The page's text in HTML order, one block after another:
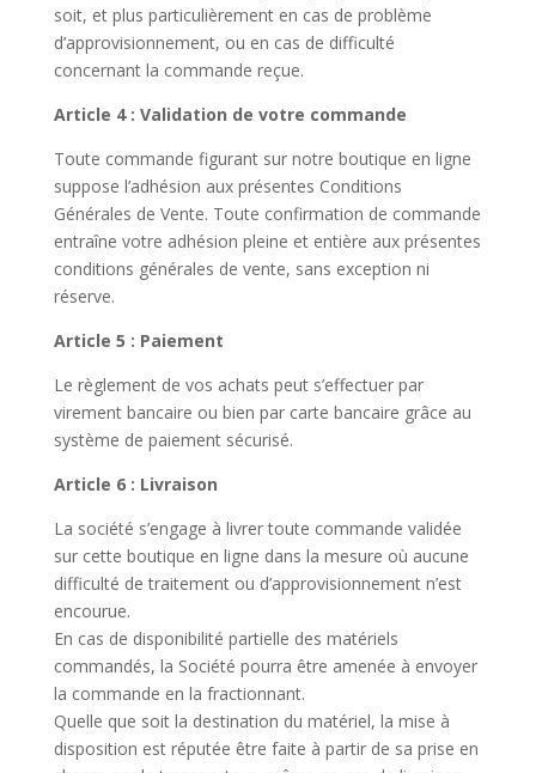
soit, et plus particulièrement en cas de problème
d’approvisionnement, ou en cas de difficulté
concernant la commande reçue.
Article 4 : Validation de votre commande
Toute commande figurant sur notre boutique en ligne
suppose l’adhésion aux présentes Conditions
Générales de Vente. Toute confirmation de commande
entraîne votre adhésion pleine et entière aux présentes
conditions générales de vente, sans exception ni
réserve.
Article 5 : Paiement
Le règlement de vos achats peut s’effectuer par
virement bancaire ou bien par carte bancaire grâce au
système de paiement sécurisé.
Article 6 : Livraison
La société s’engage à livrer toute commande validée
sur cette boutique en ligne dans la mesure où aucune
difficulté de traitement ou d’approvisionnement n’est
encourue.
En cas de disponibilité partielle des matériels
commandés, la Société pourra être amenée à envoyer
la commande en la fractionnant.
Quelle que soit la destination du matériel, la mise à
disposition est réputée être faite à partir de sa prise en